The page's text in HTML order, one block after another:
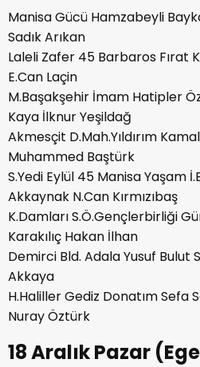
Manisa Gücü Hamzabeyli
Sadık Arıkan
Laleli Zafer 45 Barbaros Fırat
E.Can Laçin
M.Başakşehir İmam Hatipler
Kaya İlknur Yeşildağ
Akmesçit D.Mah.Yıldırım
Muhammed Baştürk
S.Yedi Eylül 45 Manisa Yaşam
Akkaynak N.Can Kırmızıbaş
K.Damları S.Ö.Gençlerbirliği
Karakılıç Hakan İlhan
Demirci Bld. Adala Yusuf Bulut
Akkaya
H.Haliller Gediz Donatım Sefa
Nuray Öztürk
18 Aralık Pazar